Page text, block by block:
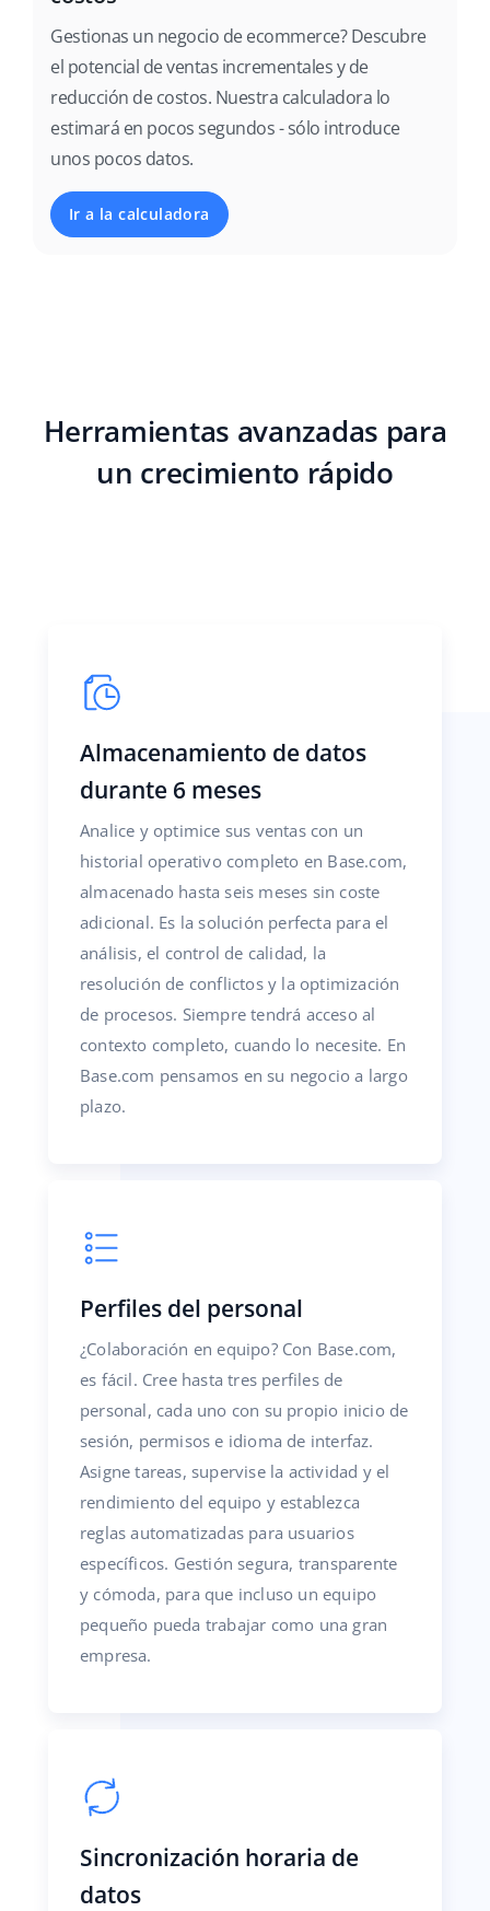
Gestionas un negocio de ecommerce? Descubre
el potencial de ventas incrementales y de
reducción de costos. Nuestra calculadora lo
estimará en pocos segundos - sólo introduce
unos pocos datos.
Ir a la calculadora
Herramientas avanzadas para
un crecimiento rápido
Almacenamiento de datos
durante 6 meses
Analice y optimice sus ventas con un
historial operativo completo en Base.com,
almacenado hasta seis meses sin coste
adicional. Es la solución perfecta para el
análisis, el control de calidad, la
resolución de conflictos y la optimización
de procesos. Siempre tendrá acceso al
contexto completo, cuando lo necesite. En
Base.com pensamos en su negocio a largo
plazo.
Perfiles del personal
¿Colaboración en equipo? Con Base.com,
es fácil. Cree hasta tres perfiles de
personal, cada uno con su propio inicio de
sesión, permisos e idioma de interfaz.
Asigne tareas, supervise la actividad y el
rendimiento del equipo y establezca
reglas automatizadas para usuarios
específicos. Gestión segura, transparente
y cómoda, para que incluso un equipo
pequeño pueda trabajar como una gran
empresa.
Sincronización horaria de
datos